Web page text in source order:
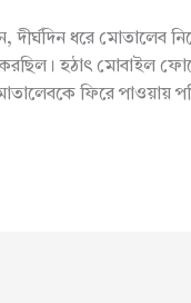
দীর্ঘদিন ধরে মোতালেব
হঠাৎ মোবাইল
ফিরে পাওয়ায়